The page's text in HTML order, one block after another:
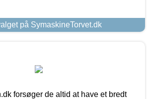
på SymaskineTorvet.dk
forsøger de altid at have et bredt